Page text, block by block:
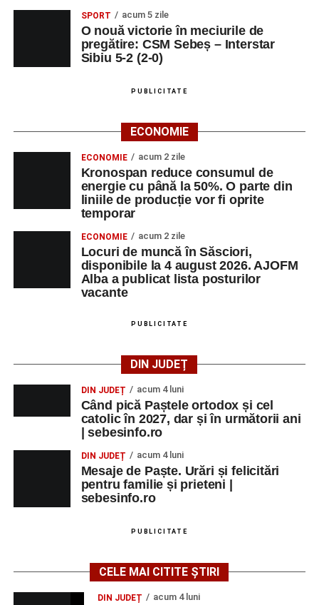
SPORT acum 5 zile
O nouă victorie în meciurile de
pregătire: CSM Sebeș – Interstar
Sibiu 5-2 (2-0)
PUBLICITATE
ECONOMIE
ECONOMIE acum 2 zile
Kronospan reduce consumul de
energie cu până la 50%. O parte din
liniile de producție vor fi oprite
temporar
ECONOMIE acum 2 zile
Locuri de muncă în Săsciori,
disponibile la 4 august 2026. AJOFM
Alba a publicat lista posturilor
vacante
PUBLICITATE
DIN JUDEȚ
DIN JUDEȚ acum 4 luni
Când pică Paștele ortodox și cel
catolic în 2027, dar și în următorii ani
| sebesinfo.ro
DIN JUDEȚ acum 4 luni
Mesaje de Paște. Urări și felicitări
pentru familie și prieteni |
sebesinfo.ro
PUBLICITATE
CELE MAI CITITE ȘTIRI
DIN JUDEȚ acum 4 luni